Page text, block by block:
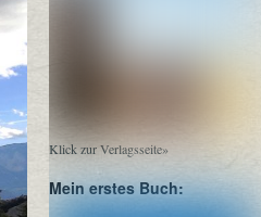
Klick zur Verlagsseite»
Mein erstes Buch: